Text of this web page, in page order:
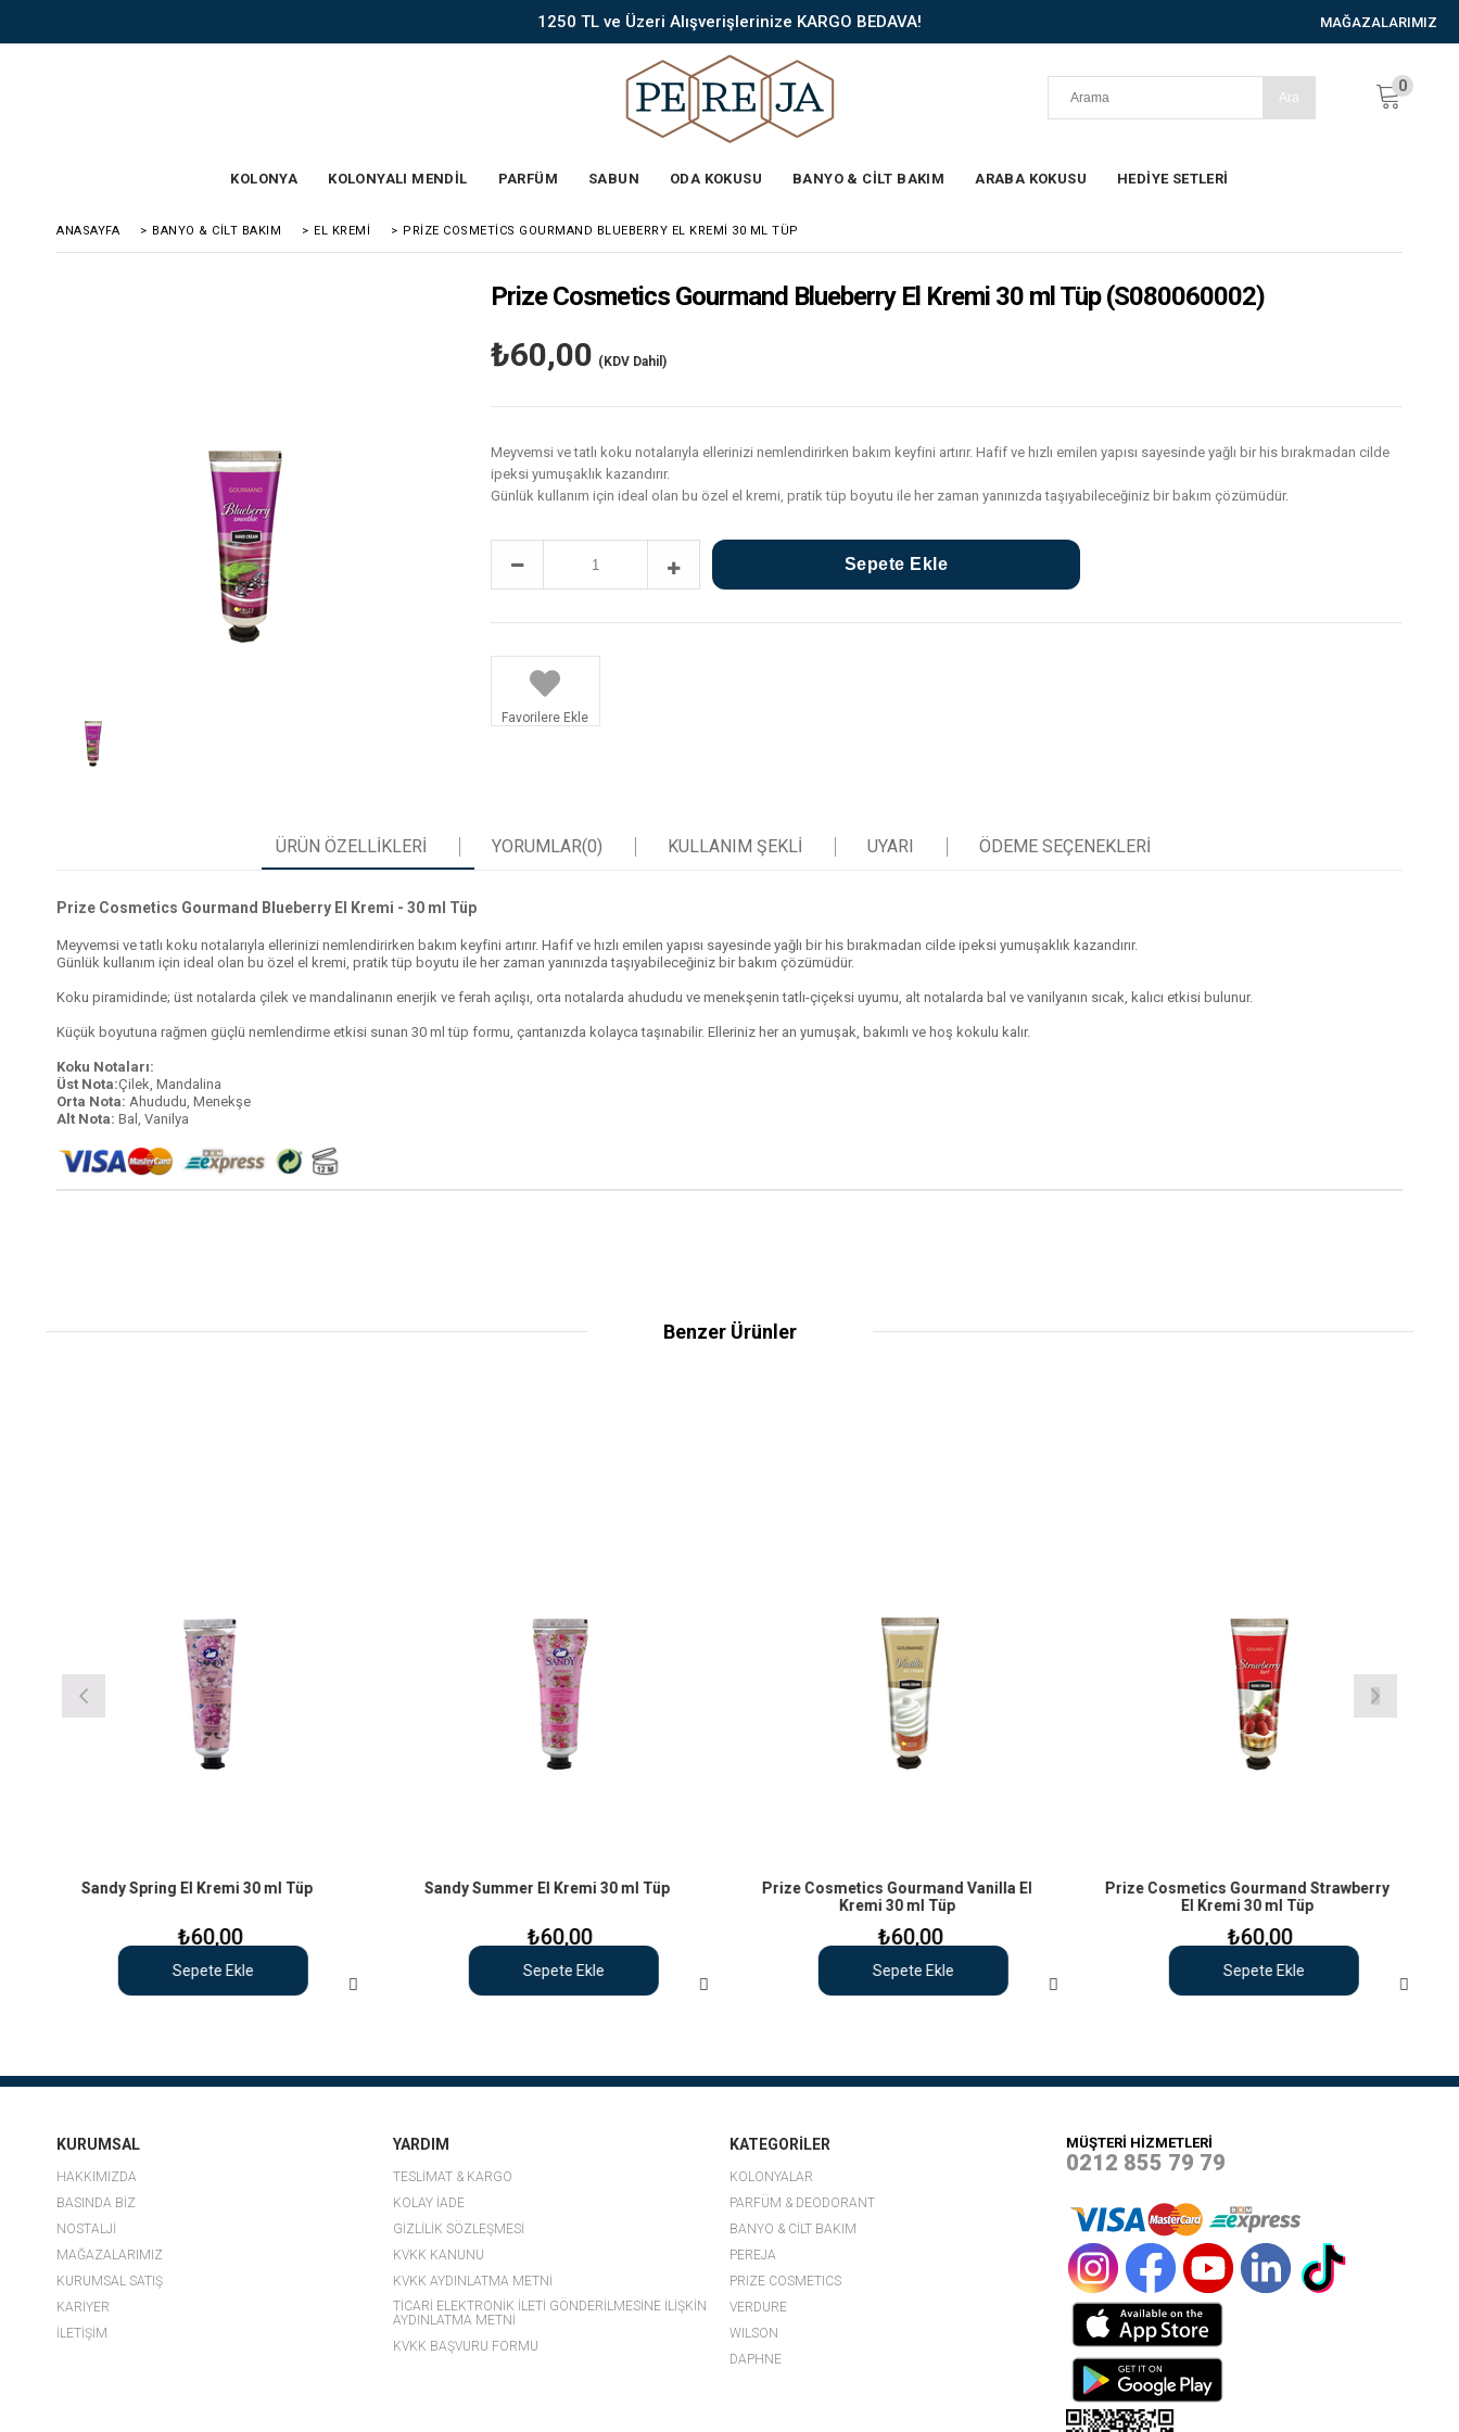
1250 TL ve Üzeri Alışverişlerinize KARGO BEDAVA! MAĞAZALARIMIZ
0
KOLONYA KOLONYALI MENDİL PARFÜM SABUN ODA KOKUSU BANYO & CİLT BAKIM ARABA KOKUSU HEDİYE SETLERİ
ANASAYFA > BANYO & CİLT BAKIM > EL KREMİ > PRIZE COSMETICS GOURMAND BLUEBERRY EL KREMI 30 ML TÜP
Prize Cosmetics Gourmand Blueberry El Kremi 30 ml Tüp(S080060002)
₺60,00 (KDV Dahil)
Meyvemsi ve tatlı koku notalarıyla ellerinizi nemlendirirken bakım keyfini artırır. Hafif ve hızlı emilen yapısı sayesinde yağlı bir his bırakmadan cilde
ipeksi yumuşaklık kazandırır.
Günlük kullanım için ideal olan bu özel el kremi, pratik tüp boyutu ile her zaman yanınızda taşıyabileceğiniz bir bakım çözümüdür.
Favorilere Ekle
ÜRÜN ÖZELLIKLERI YORUMLAR(0) KULLANIM ŞEKLİ UYARI ÖDEME SEÇENEKLERİ
Prize Cosmetics Gourmand Blueberry El Kremi - 30 ml Tüp
Meyvemsi ve tatlı koku notalarıyla ellerinizi nemlendirirken bakım keyfini artırır. Hafif ve hızlı emilen yapısı sayesinde yağlı bir his bırakmadan cilde ipeksi yumuşaklık kazandırır.
Günlük kullanım için ideal olan bu özel el kremi, pratik tüp boyutu ile her zaman yanınızda taşıyabileceğiniz bir bakım çözümüdür.
Koku piramidinde; üst notalarda çilek ve mandalinanın enerjik ve ferah açılışı, orta notalarda ahududu ve menekşenin tatlı-çiçeksi uyumu, alt notalarda bal ve vanilyanın sıcak, kalıcı etkisi bulunur.
Küçük boyutuna rağmen güçlü nemlendirme etkisi sunan 30 ml tüp formu, çantanızda kolayca taşınabilir. Elleriniz her an yumuşak, bakımlı ve hoş kokulu kalır.
Koku Notaları:
Üst Nota:Çilek, Mandalina
Orta Nota: Ahududu, Menekşe
Alt Nota: Bal, Vanilya
Benzer Ürünler
Sandy Spring El Kremi 30 ml Tüp
₺60,00
Sepete Ekle
Sandy Summer El Kremi 30 ml Tüp
₺60,00
Sepete Ekle
Prize Cosmetics Gourmand Vanilla El
Kremi 30 ml Tüp
₺60,00
Sepete Ekle
Prize Cosmetics Gourmand Strawberry
El Kremi 30 ml Tüp
₺60,00
Sepete Ekle
KURUMSAL
HAKKIMIZDA
BASINDA BİZ
NOSTALJİ
MAĞAZALARIMIZ
KURUMSAL SATIŞ
KARİYER
İLETİŞİM
YARDIM
TESLİMAT & KARGO
KOLAY İADE
GİZLİLİK SÖZLEŞMESİ
KVKK KANUNU
KVKK AYDINLATMA METNİ
TİCARİ ELEKTRONİK İLETİ GÖNDERİLMESİNE İLİŞKİN
AYDINLATMA METNİ
KVKK BAŞVURU FORMU
KATEGORİLER
KOLONYALAR
PARFÜM & DEODORANT
BANYO & CİLT BAKIM
PEREJA
PRIZE COSMETICS
VERDURE
WILSON
DAPHNE
MÜŞTERİ HİZMETLERİ
0212 855 79 79